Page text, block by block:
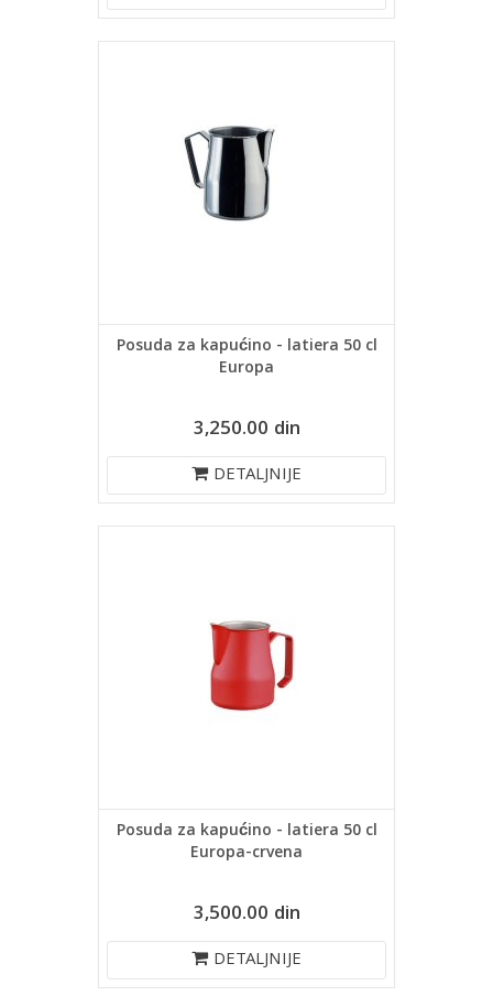
Posuda za kapućino - latiera 50 cl
Europa
3,250.00 din
DETALJNIJE
Posuda za kapućino - latiera 50 cl
Europa-crvena
3,500.00 din
DETALJNIJE